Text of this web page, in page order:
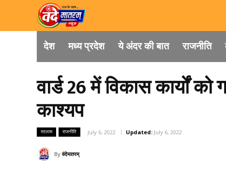
देश मध्य प्रदेश ये अंदर की बात राजनीति
वार्ड 26 में विकास कार्यों
काश्यप
रतलाम राजनीति July 6, 2022 Updated: July 6, 2022
By वंदेमातरम्